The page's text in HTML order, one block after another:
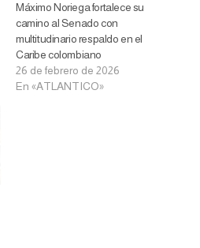
Máximo Noriega fortalece su
camino al Senado con
multitudinario respaldo en el
Caribe colombiano
26 de febrero de 2026
En «ATLANTICO»